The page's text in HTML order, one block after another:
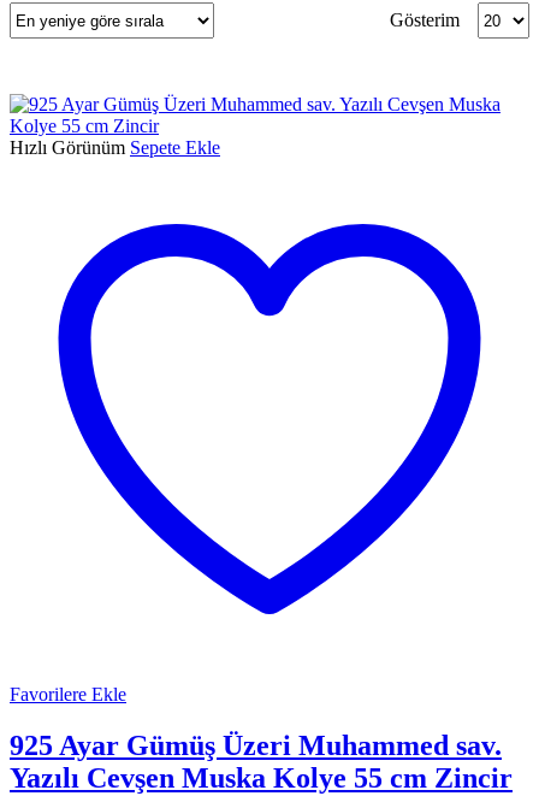
Gösterim
Sayfa
Başı
Hızlı Görünüm Sepete Ekle
Favorilere Ekle
925 Ayar Gümüş Üzeri Muhammed sav.
Yazılı Cevşen Muska Kolye 55 cm Zincir